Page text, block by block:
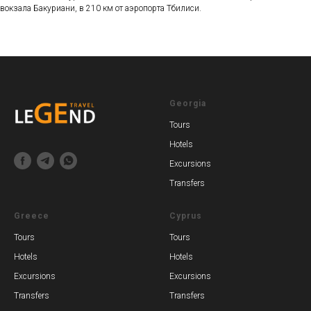
вокзала Бакуриани, в 210 км от аэропорта Тбилиси.
Georgia
Tours
Hotels
Excursions
Transfers
Greece
Tours
Hotels
Excursions
Transfers
Cyprus
Tours
Hotels
Excursions
Transfers